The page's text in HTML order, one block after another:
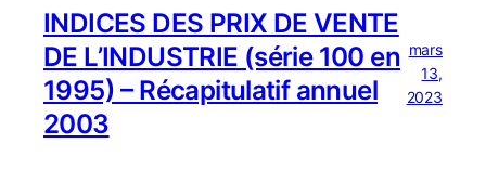
INDICES DES PRIX DE VENTE
DE L’INDUSTRIE (série 100 en
1995) – Récapitulatif annuel
2003
mars
13,
2023